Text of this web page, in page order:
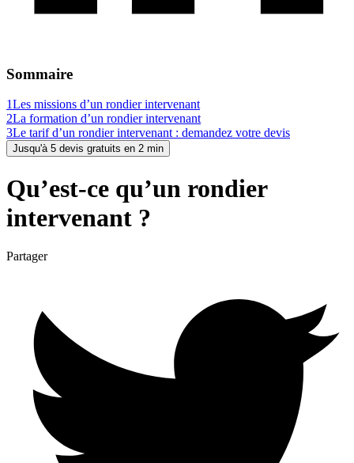
Sommaire
1Les missions d’un rondier intervenant
2La formation d’un rondier intervenant
3Le tarif d’un rondier intervenant : demandez votre devis
Jusqu'à 5 devis gratuits en 2 min
Qu’est-ce qu’un rondier
intervenant ?
Partager